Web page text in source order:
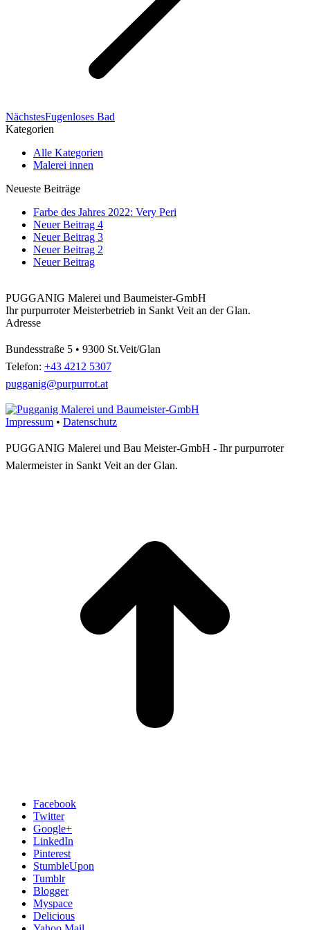
NächstesNächstes
Album:
Fugenloses Bad
Kategorien
Alle Kategorien
Malerei innen
Neueste Beiträge
Farbe des Jahres 2022: Very Peri
Neuer Beitrag 4
Neuer Beitrag 3
Neuer Beitrag 2
Neuer Beitrag
PUGGANIG Malerei und Baumeister-GmbH
Ihr purpurroter Meisterbetrieb in Sankt Veit an der Glan.
Adresse
Bundesstraße 5 • 9300 St.Veit/Glan
Telefon: +43 4212 5307
pugganig@purpurrot.at
Impressum • Datenschutz
PUGGANIG Malerei und Bau Meister-GmbH - Ihr purpurroter
Malermeister in Sankt Veit an der Glan.
Facebook
Twitter
Google+
LinkedIn
Pinterest
StumbleUpon
Tumblr
Blogger
Myspace
Delicious